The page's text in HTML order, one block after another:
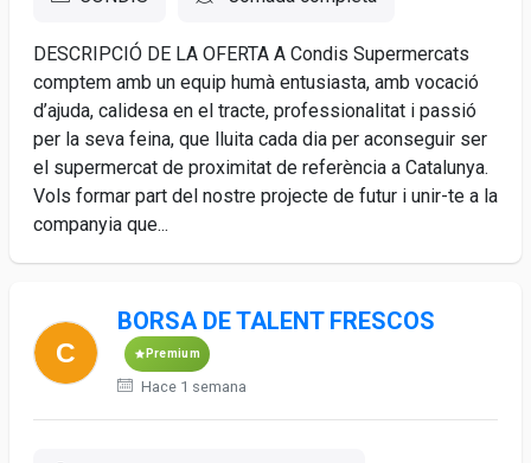
DESCRIPCIÓ DE LA OFERTA A Condis Supermercats
comptem amb un equip humà entusiasta, amb vocació
d’ajuda, calidesa en el tracte, professionalitat i passió
per la seva feina, que lluita cada dia per aconseguir ser
el supermercat de proximitat de referència a Catalunya.
Vols formar part del nostre projecte de futur i unir-te a la
companyia que...
BORSA DE TALENT FRESCOS
Premium
Hace 1 semana